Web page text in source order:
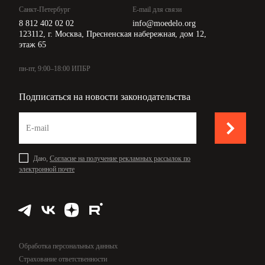
Санкт-Петербург
8 812 402 02 02
E-mail для связи
info@moedelo.org
123112, г. Москва, Пресненская набережная, дом 12,
этаж 65
пн-пт, 9:00–18:00 ИПБР
Подписаться на новости законодательства
Даю, Согласие на получение рекламных рассылок по
электронной почте
Обработка персональных данных
Страхование ответственности